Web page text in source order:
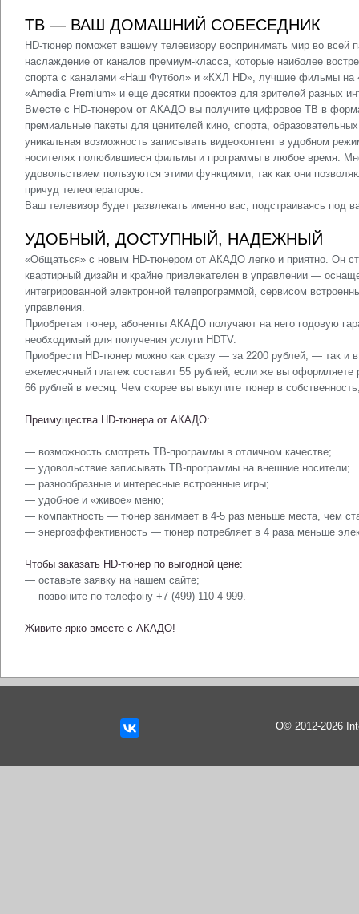
ТВ — ВАШ ДОМАШНИЙ СОБЕСЕДНИК
HD-тюнер поможет вашему телевизору воспринимать мир во всей
наслаждение от каналов премиум-класса, которые наиболее
спорта с каналами «Наш Футбол» и «КХЛ HD», лучшие фильмы на
«Amedia Premium» и еще десятки проектов для зрителей разных
Вместе с HD-тюнером от АКАДО вы получите цифровое ТВ в
премиальные пакеты для ценителей кино, спорта,
уникальная возможность записывать видеоконтент в удобном
носителях полюбившиеся фильмы и программы в любое время.
удовольствием пользуются этими функциями, так как они
причуд телеоператоров.
Ваш телевизор будет развлекать именно вас, подстраиваясь под
УДОБНЫЙ, ДОСТУПНЫЙ, НАДЕЖНЫЙ
«Общаться» с новым HD-тюнером от АКАДО легко и приятно. Он
квартирный дизайн и крайне привлекателен в управлении —
интегрированной электронной телепрограммой, сервисом
управления.
Приобретая тюнер, абоненты АКАДО получают на него годовую
необходимый для получения услуги HDTV.
Приобрести HD-тюнер можно как сразу — за 2200 рублей, — так и
ежемесячный платеж составит 55 рублей, если же вы оформляете
66 рублей в месяц. Чем скорее вы выкупите тюнер в
Преимущества HD-тюнера от АКАДО:
— возможность смотреть ТВ-программы в отличном качестве;
— удовольствие записывать ТВ-программы на внешние носители;
— разнообразные и интересные встроенные игры;
— удобное и «живое» меню;
— компактность — тюнер занимает в 4-5 раз меньше места, чем
— энергоэффективность — тюнер потребляет в 4 раза меньше
Чтобы заказать HD-тюнер по выгодной цене:
— оставьте заявку на нашем сайте;
— позвоните по телефону +7 (499) 110-4-999.
Живите ярко вместе с АКАДО!
О© 2012-2026